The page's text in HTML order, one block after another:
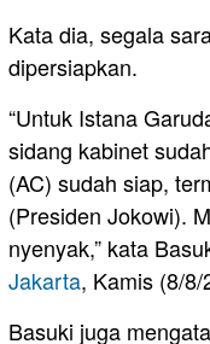
Kata dia, segala
dipersiapkan.
“Untuk Istana
sidang kabinet
(AC) sudah siap,
(Presiden Jokowi).
nyenyak,” kata
Jakarta, Kamis (8/8/
Basuki juga